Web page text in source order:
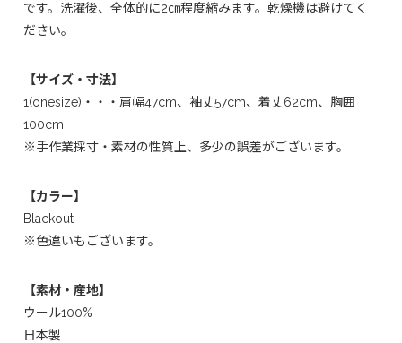
です。洗濯後、全体的に2㎝程度縮みます。乾燥機は避けてく
ださい。
【サイズ・寸法】
1(onesize)・・・肩幅47cm、袖丈57cm、着丈62cm、胸囲
100cm
※手作業採寸・素材の性質上、多少の誤差がございます。
【カラー】
Blackout
※色違いもございます。
【素材・産地】
ウール100%
日本製